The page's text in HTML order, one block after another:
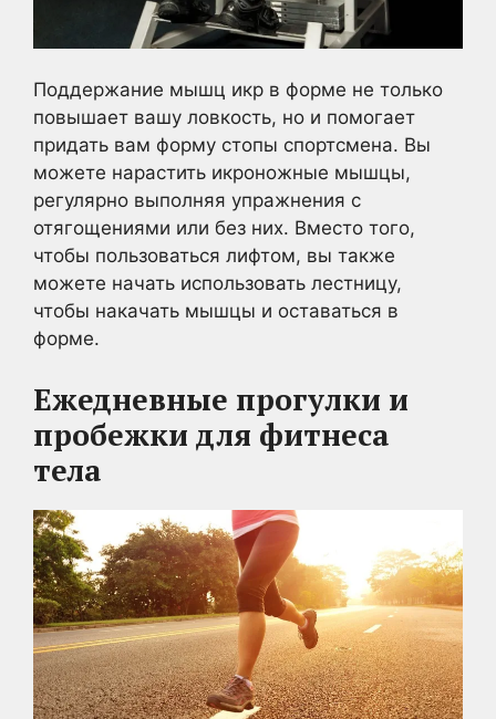
Поддержание мышц икр в форме не только
повышает вашу ловкость, но и помогает
придать вам форму стопы спортсмена. Вы
можете нарастить икроножные мышцы,
регулярно выполняя упражнения с
отягощениями или без них. Вместо того,
чтобы пользоваться лифтом, вы также
можете начать использовать лестницу,
чтобы накачать мышцы и оставаться в
форме.
Ежедневные прогулки и
пробежки для фитнеса
тела